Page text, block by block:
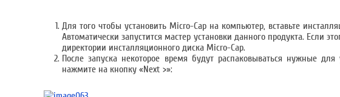
Для того чтобы установить Micro-Cap на компьютер, вставьте
Автоматически запустится мастер установки данного продукта. Если
директории инсталляционного диска Micro-Cap.
После запуска некоторое время будут распаковываться нужные
нажмите на кнопку «Next >»: